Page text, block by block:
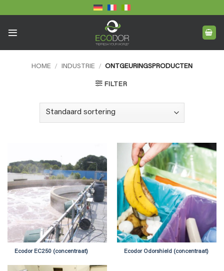
naar
HOME / INDUSTRIE / ONTGEURINGSPRODUCTEN
FILTER
Ecodor EC250 (concentraat) Ecodor Odorshield (concentraat)